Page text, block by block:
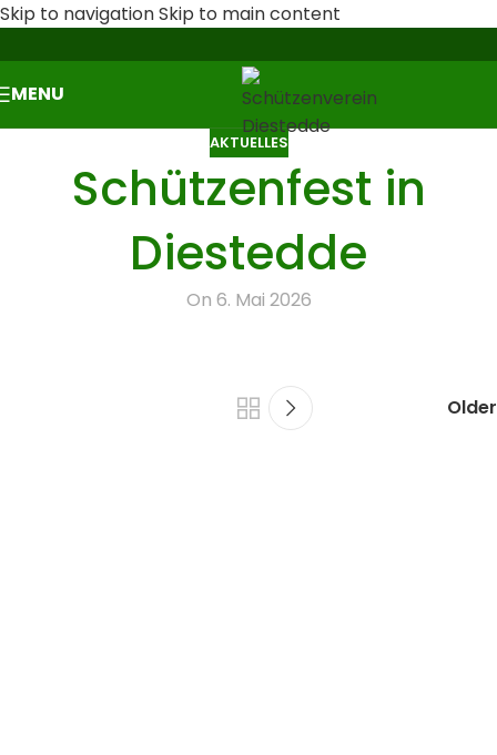
Skip to navigationSkip to main content
MENU
AKTUELLES
Schützenfest in
Diestedde
On 6. Mai 2026
Older